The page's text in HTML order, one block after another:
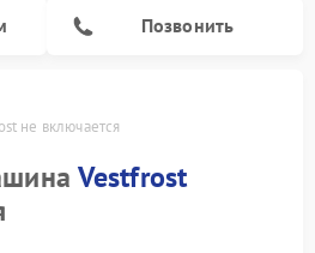
Позвонить
не включается
Vestfrost